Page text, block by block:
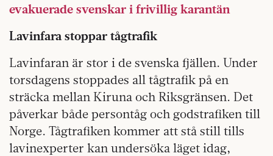
evakuerade svenskar i frivillig karantän
Lavinfara stoppar tågtrafik
Lavinfaran är stor i de svenska fjällen. Under
torsdagens stoppades all tågtrafik på en
sträcka mellan Kiruna och Riksgränsen. Det
påverkar både persontåg och godstrafiken till
Norge. Tågtrafiken kommer att stå still tills
lavinexperter kan undersöka läget idag,